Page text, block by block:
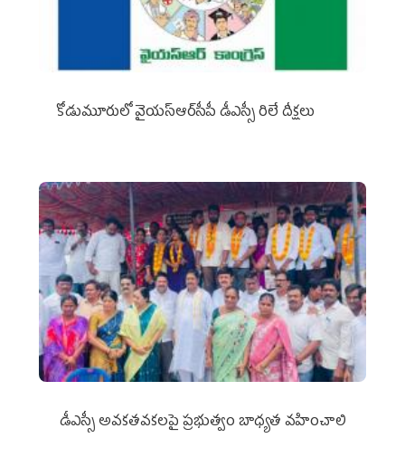
కోడుమూరులో వైయ‌స్ఆర్‌సీపీ డీఎస్సీ రిలే దీక్షలు
డీఎస్సీ అవకతవకలపై ప్రభుత్వం బాధ్యత వహించాలి